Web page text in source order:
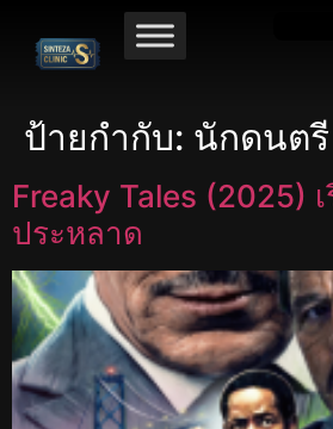
ป้ายกำกับ: นักดนตรี
Freaky Tales (2025)
ประหลาด